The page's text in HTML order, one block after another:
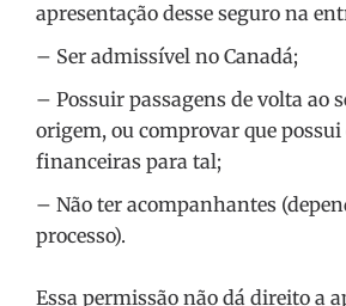
apresentação desse seguro na
– Ser admissível no Canadá;
– Possuir passagens de volta ao
origem, ou comprovar que possui
financeiras para tal;
– Não ter acompanhantes
processo).
Essa permissão não dá direito a